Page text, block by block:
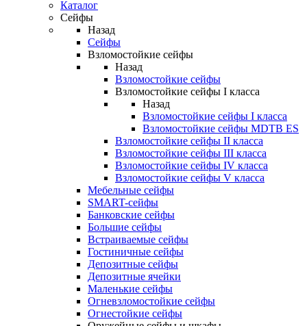
Каталог
Сейфы
Назад
Сейфы
Взломостойкие сейфы
Назад
Взломостойкие сейфы
Взломостойкие сейфы I класса
Назад
Взломостойкие сейфы I класса
Взломостойкие сейфы MDTB ES
Взломостойкие сейфы II класса
Взломостойкие сейфы III класса
Взломостойкие сейфы IV класса
Взломостойкие сейфы V класса
Мебельные сейфы
SMART-сейфы
Банковские сейфы
Большие сейфы
Встраиваемые сейфы
Гостиничные сейфы
Депозитные сейфы
Депозитные ячейки
Маленькие сейфы
Огневзломостойкие сейфы
Огнестойкие сейфы